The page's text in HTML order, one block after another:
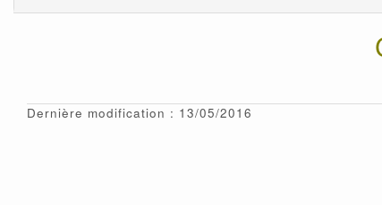
Dernière modification : 13/05/2016